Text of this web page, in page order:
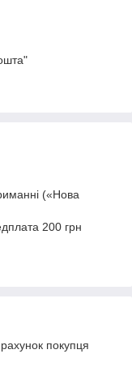
(«Нова
200 грн
покупця